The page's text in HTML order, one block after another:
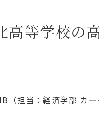
高等学校の
（担当：経済学部 カー